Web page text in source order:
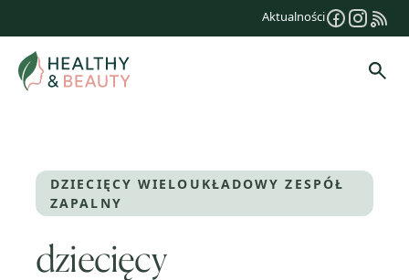
treści
Aktualności
DZIECIĘCY WIELOUKŁADOWY ZESPÓŁ
ZAPALNY
dziecięcy